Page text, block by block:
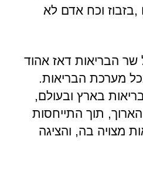
,בזבוז וכח אדם לא
שר הבריאות דאז אהוד
מערכת הבריאות.
בארץ ובעולם,
תוך התייחסות
מצויה בה, והציגה